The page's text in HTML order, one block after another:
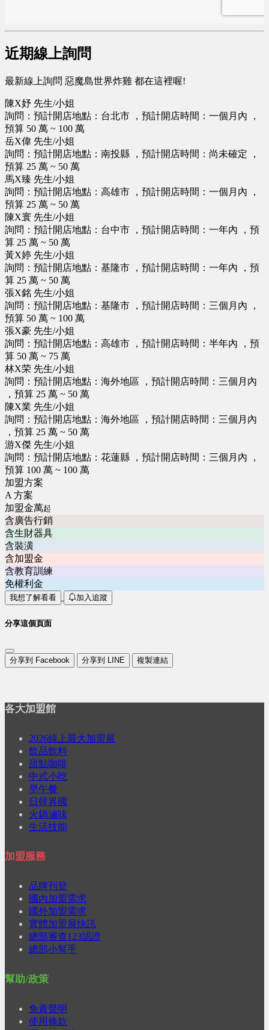
近期線上詢問
最新線上詢問 惡魔島世界炸雞 都在這裡喔!
陳X妤 先生/小姐
詢問：預計開店地點：台北市 ，預計開店時間：一個月內 ，
預算 50 萬 ~ 100 萬
岳X偉 先生/小姐
詢問：預計開店地點：南投縣 ，預計開店時間：尚未確定 ，
預算 25 萬 ~ 50 萬
馬X臻 先生/小姐
詢問：預計開店地點：高雄市 ，預計開店時間：一個月內 ，
預算 25 萬 ~ 50 萬
陳X寰 先生/小姐
詢問：預計開店地點：台中市 ，預計開店時間：一年內 ，預
算 25 萬 ~ 50 萬
黃X婷 先生/小姐
詢問：預計開店地點：基隆市 ，預計開店時間：一年內 ，預
算 25 萬 ~ 50 萬
張X銘 先生/小姐
詢問：預計開店地點：基隆市 ，預計開店時間：三個月內 ，
預算 50 萬 ~ 100 萬
張X豪 先生/小姐
詢問：預計開店地點：高雄市 ，預計開店時間：半年內 ，預
算 50 萬 ~ 75 萬
林X荣 先生/小姐
詢問：預計開店地點：海外地區 ，預計開店時間：三個月內
，預算 25 萬 ~ 50 萬
陳X業 先生/小姐
詢問：預計開店地點：海外地區 ，預計開店時間：三個月內
，預算 25 萬 ~ 50 萬
游X傑 先生/小姐
詢問：預計開店地點：花蓮縣 ，預計開店時間：三個月內 ，
預算 100 萬 ~ 100 萬
加盟方案
A 方案
加盟金萬起
含廣告行銷
含生財器具
含裝潢
含加盟金
含教育訓練
免權利金
我想了解看看 加入追蹤
分享這個頁面
分享到 Facebook 分享到 LINE 複製連結
各大加盟館
2026線上最大加盟展
飲品飲料
甜點咖啡
中式小吃
早午餐
日韓異國
火鍋滷味
生活技能
加盟服務
品牌刊登
國內加盟需求
國外加盟需求
實體加盟展快訊
總部審查123認證
總部小幫手
幫助/政策
免責聲明
使用條款